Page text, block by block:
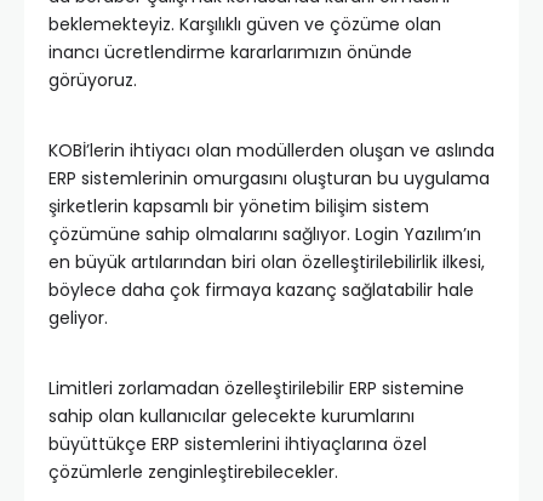
beklemekteyiz. Karşılıklı güven ve çözüme olan
inancı ücretlendirme kararlarımızın önünde
görüyoruz.
KOBİ’lerin ihtiyacı olan modüllerden oluşan ve aslında
ERP sistemlerinin omurgasını oluşturan bu uygulama
şirketlerin kapsamlı bir yönetim bilişim sistem
çözümüne sahip olmalarını sağlıyor. Login Yazılım’ın
en büyük artılarından biri olan özelleştirilebilirlik ilkesi,
böylece daha çok firmaya kazanç sağlatabilir hale
geliyor.
Limitleri zorlamadan özelleştirilebilir ERP sistemine
sahip olan kullanıcılar gelecekte kurumlarını
büyüttükçe ERP sistemlerini ihtiyaçlarına özel
çözümlerle zenginleştirebilecekler.